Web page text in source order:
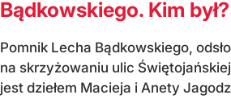
Bądkowskiego. Kim był?
Pomnik Lecha Bądkowskiego,
na skrzyżowaniu ulic
jest dziełem Macieja i Anety